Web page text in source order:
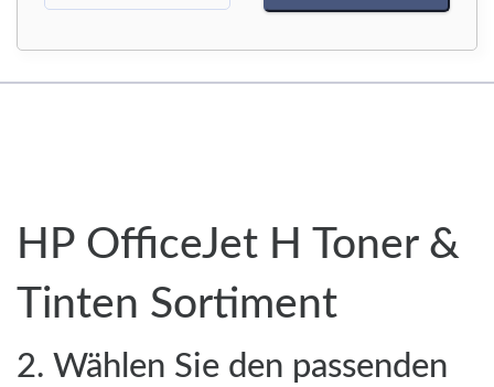
HP OfficeJet H Toner &
Tinten Sortiment
2. Wählen Sie den passenden